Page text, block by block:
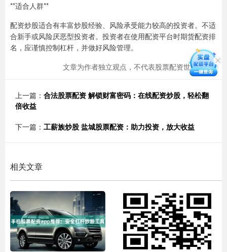
**适合人群**
配资炒股适合有丰富炒股经验、风险承受能力较高的投资者。不适
合新手或风险厌恶型投资者。投资者在使用配资平台时期货配资排
名，应谨慎控制杠杆，并做好风险管理。
文章为作者独立观点，不代表股票配资世界观点
上一篇： 合法股票配资 解锁财富密码：在线配资炒股，轻松翻
倍收益
下一篇： 工薪族炒股 盐城股票配资：助力投资，放大收益
相关文章